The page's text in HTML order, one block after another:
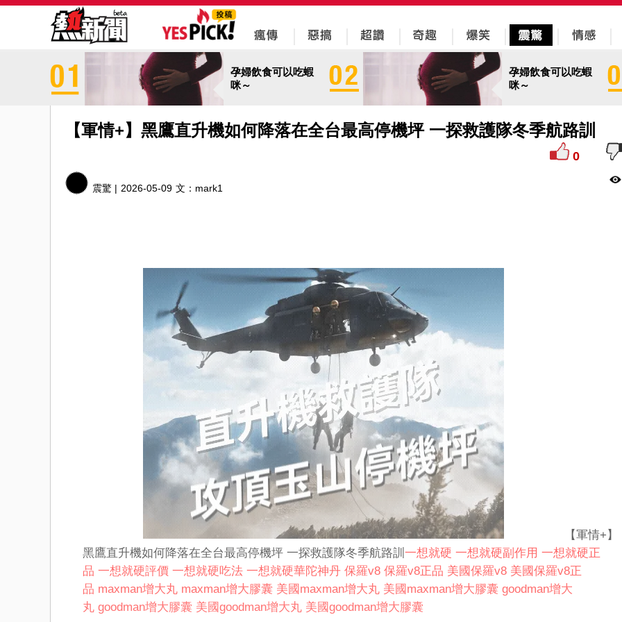
孕婦飲食可以吃蝦
咪～
孕婦飲食可以吃蝦
咪～
【軍情+】黑鷹直升機如何降落在全台最高停機坪 一探救護隊冬季航路訓
0
震驚 | 2026-05-09 文： mark1
【軍情+】
黑鷹直升機如何降落在全台最高停機坪 一探救護隊冬季航路訓 一想就硬 一想就硬副作用 一想就硬正
品 一想就硬評價 一想就硬吃法 一想就硬華陀神丹 保羅v8 保羅v8正品 美國保羅v8 美國保羅v8正
品 maxman增大丸 maxman增大膠囊 美國maxman增大丸 美國maxman增大膠囊 goodman增大
丸 goodman增大膠囊 美國goodman增大丸 美國goodman增大膠囊